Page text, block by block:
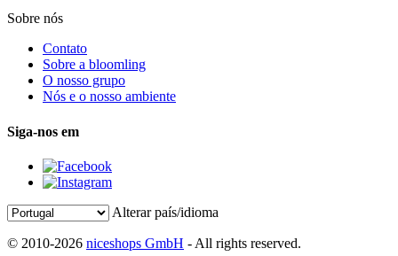
Sobre nós
Contato
Sobre a bloomling
O nosso grupo
Nós e o nosso ambiente
Siga-nos em
Alterar país/idioma
© 2010-2026 niceshops GmbH - All rights reserved.